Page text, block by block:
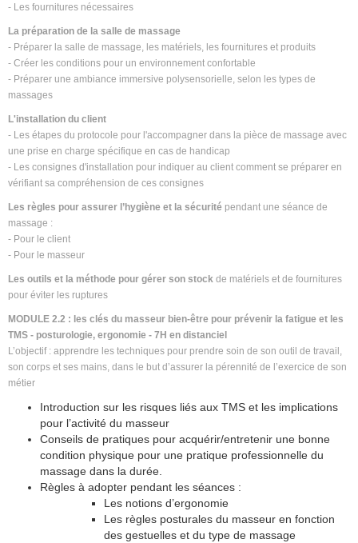
- Les fournitures nécessaires
La préparation de la salle de massage
- Préparer la salle de massage, les matériels, les fournitures et produits
- Créer les conditions pour un environnement confortable
- Préparer une ambiance immersive polysensorielle, selon les types de
massages
L'installation du client
- Les étapes du protocole pour l'accompagner dans la pièce de massage avec
une prise en charge spécifique en cas de handicap
- Les consignes d'installation pour indiquer au client comment se préparer en
vérifiant sa compréhension de ces consignes
Les règles pour assurer l’hygiène et la sécurité pendant une séance de
massage :
- Pour le client
- Pour le masseur
Les outils et la méthode pour gérer son stock de matériels et de fournitures
pour éviter les ruptures
MODULE 2.2 : les clés du masseur bien-être pour prévenir la fatigue et les
TMS - posturologie, ergonomie - 7H en distanciel
L’objectif : apprendre les techniques pour prendre soin de son outil de travail,
son corps et ses mains, dans le but d’assurer la pérennité de l’exercice de son
métier
Introduction sur les risques liés aux TMS et les implications
pour l’activité du masseur
Conseils de pratiques pour acquérir/entretenir une bonne
condition physique pour une pratique professionnelle du
massage dans la durée.
Règles à adopter pendant les séances :
Les notions d’ergonomie
Les règles posturales du masseur en fonction
des gestuelles et du type de massage